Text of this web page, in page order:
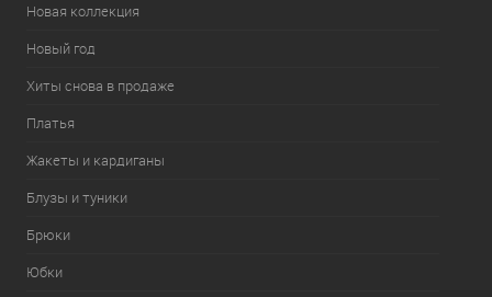
Новая коллекция
Новый год
Хиты снова в продаже
Платья
Жакеты и кардиганы
Блузы и туники
Брюки
Юбки